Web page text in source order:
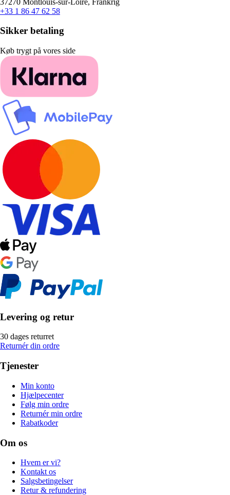
+33 1 86 47 62 58
Sikker betaling
Køb trygt på vores side
Levering og retur
30 dages returret
Returnér din ordre
Tjenester
Min konto
Hjælpecenter
Følg min ordre
Returnér min ordre
Rabatkoder
Om os
Hvem er vi?
Kontakt os
Salgsbetingelser
Retur & refundering